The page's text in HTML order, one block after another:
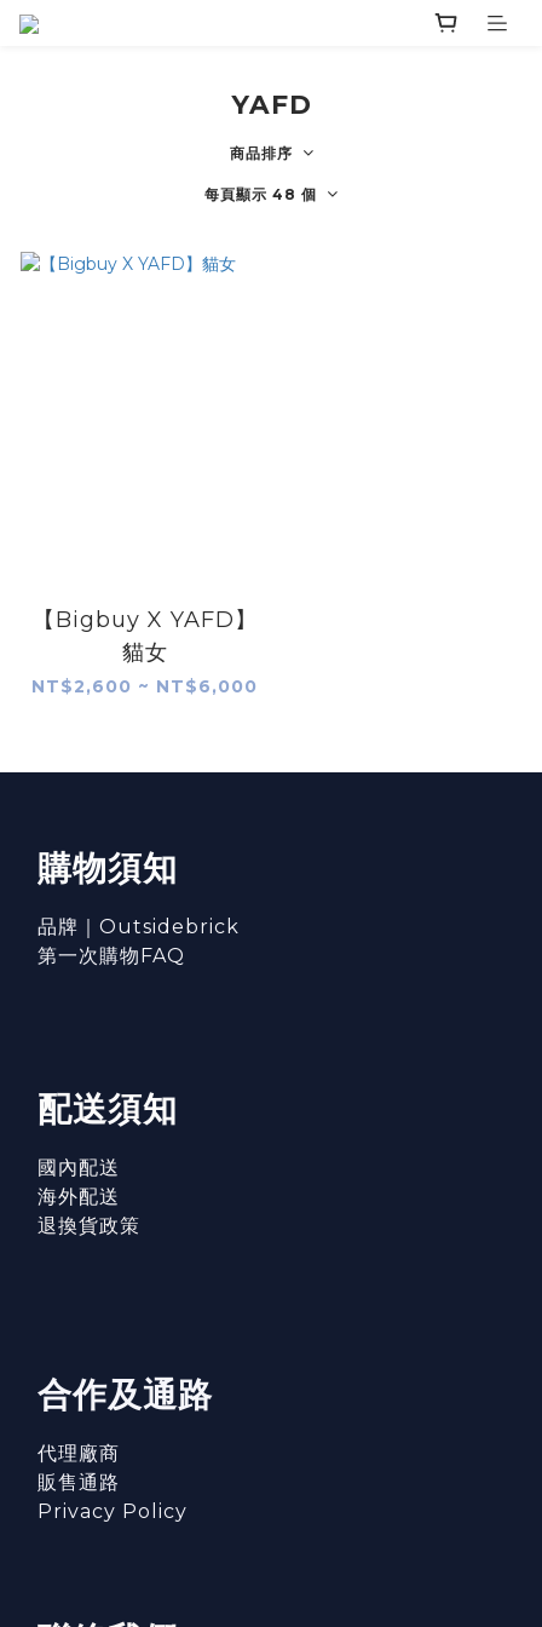
YAFD
商品排序
每頁顯示 48 個
【Bigbuy X YAFD】
貓女
NT$2,600 ~ NT$6,000
購物須知
品牌｜Outsidebrick
第一次購物FAQ
配送須知
國內配送
海外配送
退換貨政策
合作及通路
代理廠商
販售通路
Privacy Policy